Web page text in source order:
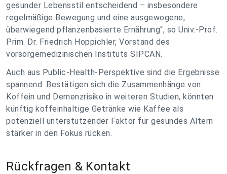
gesunder Lebensstil entscheidend – insbesondere
regelmäßige Bewegung und eine ausgewogene,
überwiegend pflanzenbasierte Ernährung“, so Univ.-Prof.
Prim. Dr. Friedrich Hoppichler, Vorstand des
vorsorgemedizinischen Instituts SIPCAN.
Auch aus Public-Health-Perspektive sind die Ergebnisse
spannend. Bestätigen sich die Zusammenhänge von
Koffein und Demenzrisiko in weiteren Studien, könnten
künftig koffeinhaltige Getränke wie Kaffee als
potenziell unterstützender Faktor für gesundes Altern
stärker in den Fokus rücken.
Rückfragen & Kontakt